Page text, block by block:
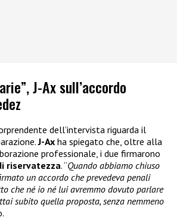
J-Ax sull’accordo
dell’intervista riguarda il
J-Ax ha spiegato che, oltre alla
professionale, i due firmarono
riservatezza. “Quando abbiamo chiuso
un accordo che prevedeva penali
che né io né lui avremmo dovuto parlare
subito quella proposta, senza nemmeno